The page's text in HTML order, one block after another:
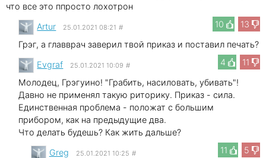
что все это ппросто лохотрон
10
13
Artur 25.01.2021 08:21 #
Грэг, а главврач заверил твой приказ и поставил печать?
4
11
Evgraf 25.01.2021 10:09 #
Молодец, Грэгуино! "Грабить, насиловать, убивать"!
Давно не применял такую риторику. Приказ - сила.
Единственная проблема - положат с большим
прибором, как на предыдущие два.
Что делать будешь? Как жить дальше?
11
5
Greg 25.01.2021 10:25 #